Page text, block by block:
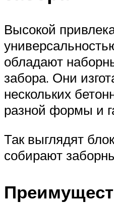
Высокой
обладают
забора. Они
нескольких
разной формы и
Так выглядят
собирают